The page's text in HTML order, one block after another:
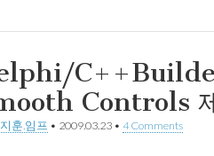
Controls
훈.임프 • 2009.03.23 • 4 Comments